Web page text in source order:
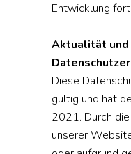
Entwicklung
Aktualität und
Diese
gültig und hat
2021. Durch
unserer